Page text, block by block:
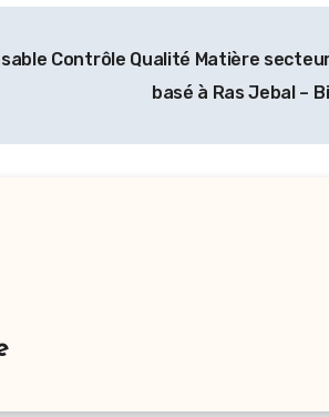
Contrôle Qualité Matière
basé à Ras Jebal –